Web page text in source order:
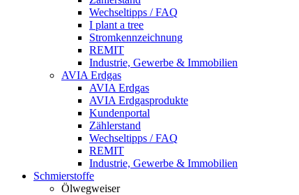
Wechseltipps / FAQ
I plant a tree
Stromkennzeichnung
REMIT
Industrie, Gewerbe & Immobilien
AVIA Erdgas
AVIA Erdgas
AVIA Erdgasprodukte
Kundenportal
Zählerstand
Wechseltipps / FAQ
REMIT
Industrie, Gewerbe & Immobilien
Schmierstoffe
Ölwegweiser